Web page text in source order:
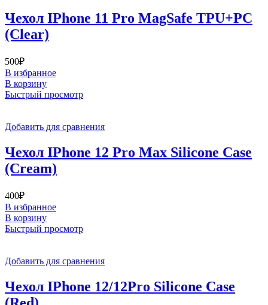
Чехол IPhone 11 Pro MagSafe TPU+PC
(Clear)
500₽
В избранное
В корзину
Быстрый просмотр
Добавить для сравнения
Чехол IPhone 12 Pro Max Silicone Case
(Cream)
400₽
В избранное
В корзину
Быстрый просмотр
Добавить для сравнения
Чехол IPhone 12/12Pro Silicone Case